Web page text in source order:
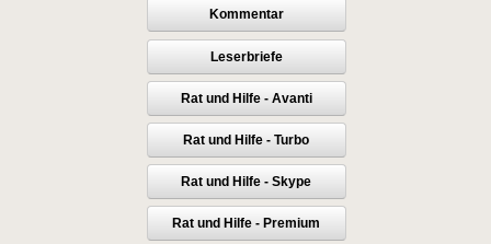
Kommentar
Leserbriefe
Rat und Hilfe - Avanti
Rat und Hilfe - Turbo
Rat und Hilfe - Skype
Rat und Hilfe - Premium